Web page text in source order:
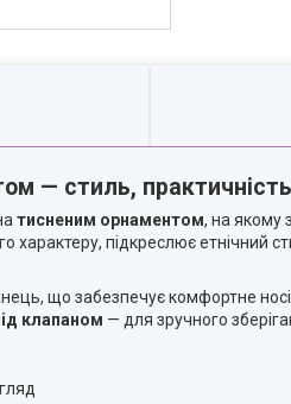
— стиль,
тисненим орнаментом, на якому
підкреслює етнічний
що забезпечує комфортне
клапаном — для зручного